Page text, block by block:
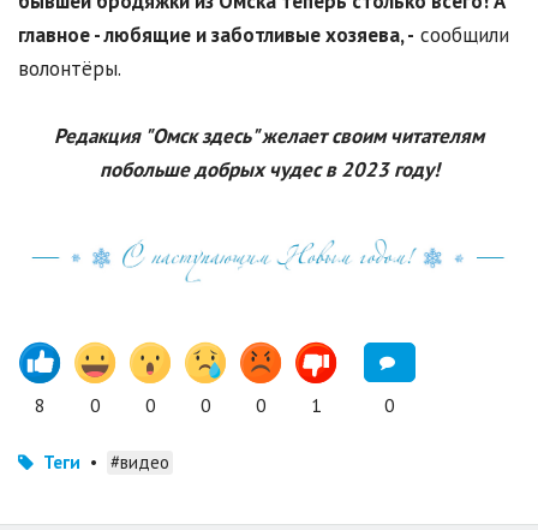
главное - любящие и заботливые хозяева, - сообщили
волонтёры.
Редакция "Омск здесь" желает своим читателям
побольше добрых чудес в 2023 году!
8 0 0 0 0 1 0
Теги • #видео